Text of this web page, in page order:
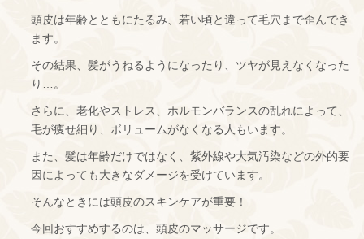
頭皮は年齢とともにたるみ、若い頃と違って毛穴まで歪んでき
ます。
その結果、髪がうねるようになったり、ツヤが見えなくなった
り…。
さらに、老化やストレス、ホルモンバランスの乱れによって、
毛が痩せ細り、ボリュームがなくなる人もいます。
また、髪は年齢だけではなく、紫外線や大気汚染などの外的要
因によっても大きなダメージを受けています。
そんなときには頭皮のスキンケアが重要！
今回おすすめするのは、頭皮のマッサージです。